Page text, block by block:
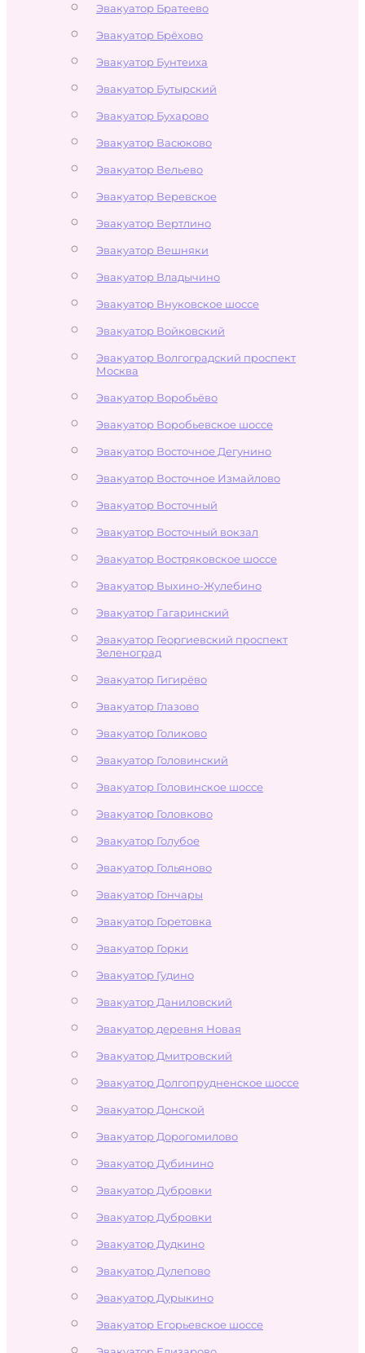
Эвакуатор Братеево
Эвакуатор Брёхово
Эвакуатор Бунтеиха
Эвакуатор Бутырский
Эвакуатор Бухарово
Эвакуатор Васюково
Эвакуатор Вельево
Эвакуатор Веревское
Эвакуатор Вертлино
Эвакуатор Вешняки
Эвакуатор Владычино
Эвакуатор Внуковское шоссе
Эвакуатор Войковский
Эвакуатор Волгоградский проспект
Москва
Эвакуатор Воробьёво
Эвакуатор Воробьевское шоссе
Эвакуатор Восточное Дегунино
Эвакуатор Восточное Измайлово
Эвакуатор Восточный
Эвакуатор Восточный вокзал
Эвакуатор Востряковское шоссе
Эвакуатор Выхино-Жулебино
Эвакуатор Гагаринский
Эвакуатор Георгиевский проспект
Зеленоград
Эвакуатор Гигирёво
Эвакуатор Глазово
Эвакуатор Голиково
Эвакуатор Головинский
Эвакуатор Головинское шоссе
Эвакуатор Головково
Эвакуатор Голубое
Эвакуатор Гольяново
Эвакуатор Гончары
Эвакуатор Горетовка
Эвакуатор Горки
Эвакуатор Гудино
Эвакуатор Даниловский
Эвакуатор деревня Новая
Эвакуатор Дмитровский
Эвакуатор Долгопрудненское шоссе
Эвакуатор Донской
Эвакуатор Дорогомилово
Эвакуатор Дубинино
Эвакуатор Дубровки
Эвакуатор Дубровки
Эвакуатор Дудкино
Эвакуатор Дулепово
Эвакуатор Дурыкино
Эвакуатор Егорьевское шоссе